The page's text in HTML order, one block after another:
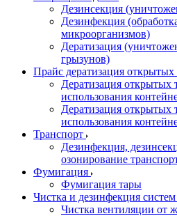
Дезинсекция
Дезинфекция
микроорганизмов)
Дератизация
грызунов)
Прайс дератизация открытых
Дератизация открытых
использования
Дератизация открытых
использования
Транспорт
Дезинфекция,
озонирование
Фумигация
Фумигация тары
Чистка и дезинфекция
Чистка вентиляции от